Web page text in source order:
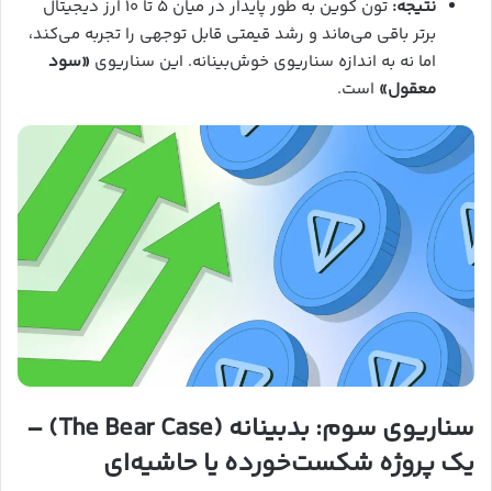
نتیجه:
تون کوین به طور پایدار در میان ۵ تا ۱۰ ارز دیجیتال
برتر باقی می‌ماند و رشد قیمتی قابل توجهی را تجربه می‌کند،
اما نه به اندازه سناریوی خوش‌بینانه. این سناریوی «سود
معقول» است.
سناریوی سوم: بدبینانه (The Bear Case) –
یک پروژه شکست‌خورده یا حاشیه‌ای